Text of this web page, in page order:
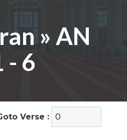
» AN
- 6
Verse :